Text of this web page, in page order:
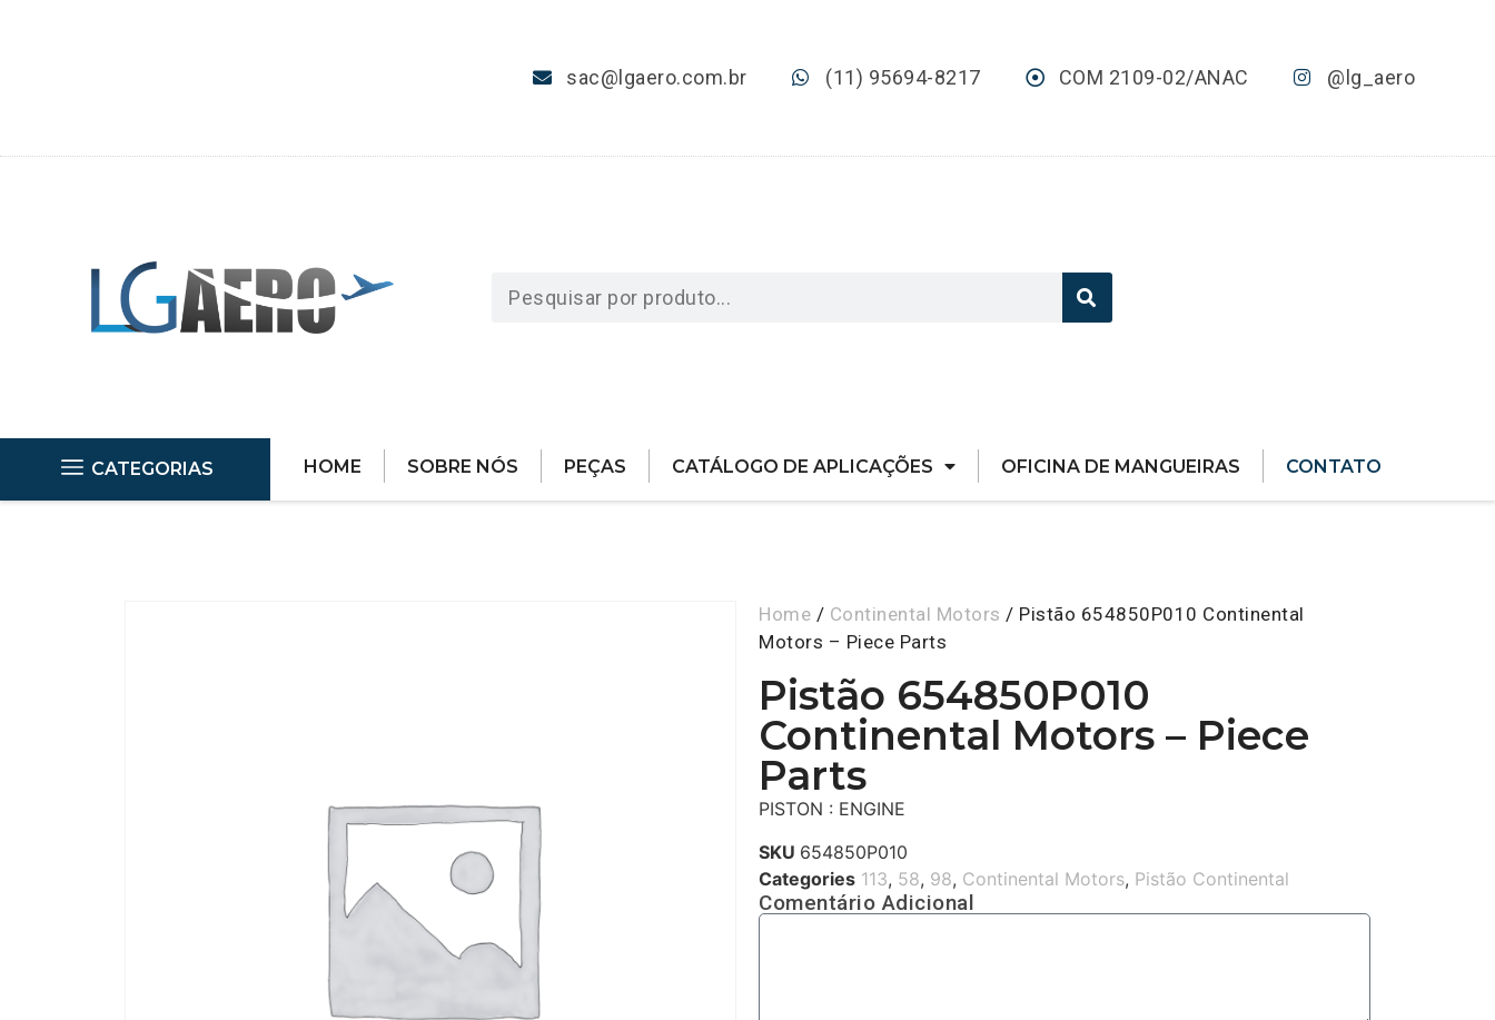
sac@lgaero.com.br (11) 95694-8217 COM 2109-02/ANAC @lg_aero
CATEGORIAS HOME SOBRE NÓS PEÇAS CATÁLOGO DE APLICAÇÕES OFICINA DE MANGUEIRAS CONTATO
Home / Continental Motors / Pistão 654850P010 Continental
Motors – Piece Parts
Pistão 654850P010
Continental Motors – Piece
Parts
PISTON : ENGINE
SKU 654850P010
Categories 113, 58, 98, Continental Motors, Pistão Continental
Comentário Adicional